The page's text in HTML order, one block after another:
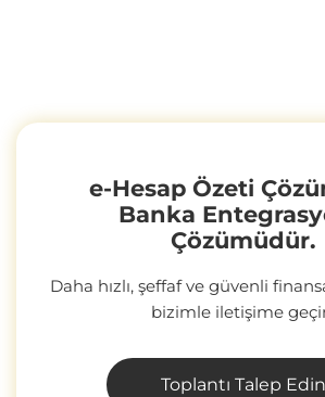
e-Hesap Özeti
Banka
Çözümüdür.
Daha hızlı, şeffaf ve güvenli
bizimle iletişime
Toplantı Talep Edin